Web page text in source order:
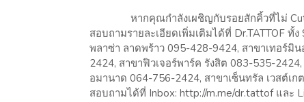
หากคุณกำลังเผชิญกับรอยสักคิ้วที่ไม่ Cute
สอบถามรายละเอียดเพิ่มเติมได้ที่ Dr.TATTOF
พลาซ่า ลาดพร้าว 095-428-9424, สาขาเทอร์มิ
2424, สาขาฟิวเจอร์พาร์ค รังสิต 083-535-
อมานาด 064-756-2424, สาขาเซ็นทรัล เวสต์เ
สอบถามได้ที่ Inbox: http://m.me/dr.tattof และ